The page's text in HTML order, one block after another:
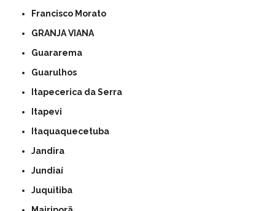
Francisco Morato
GRANJA VIANA
Guararema
Guarulhos
Itapecerica da Serra
Itapevi
Itaquaquecetuba
Jandira
Jundiaí
Juquitiba